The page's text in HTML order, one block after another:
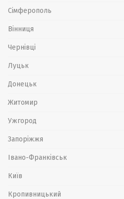
Сімферополь
Вінниця
Чернівці
Луцьк
Донецьк
Житомир
Ужгород
Запоріжжя
Івано-Франківськ
Київ
Кропивницький